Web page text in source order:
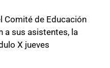
Comité de Educación
a sus asistentes, la
X jueves